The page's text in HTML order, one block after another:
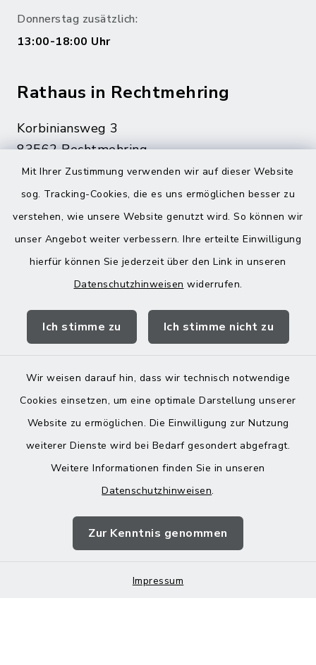
Mit Ihrer Zustimmung verwenden wir auf dieser Website
sog. Tracking-Cookies, die es uns ermöglichen besser zu
verstehen, wie unsere Website genutzt wird. So können wir
unser Angebot weiter verbessern. Ihre erteilte Einwilligung
hierfür können Sie jederzeit über den Link in unseren
Datenschutzhinweisen widerrufen.
Ich stimme zu Ich stimme nicht zu
Wir weisen darauf hin, dass wir technisch notwendige
Cookies einsetzen, um eine optimale Darstellung unserer
Website zu ermöglichen. Die Einwilligung zur Nutzung
weiterer Dienste wird bei Bedarf gesondert abgefragt.
Weitere Informationen finden Sie in unseren
Datenschutzhinweisen.
Zur Kenntnis genommen
Impressum
Donnerstag zusätzlich:
13:00-18:00 Uhr
Rathaus in Rechtmehring
Korbiniansweg 3
83562 Rechtmehring
08076 499
08076 8595
poststelle@vg-maitenbeth.de
Landratsamt Mühldorf
Barrierefreiheit
Impressum
Sitemap